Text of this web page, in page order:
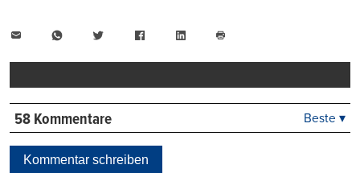
WhatsAppTwitter FacebookLinkedIn
drucken
58 Kommentare Beste ▾
Kommentar schreiben